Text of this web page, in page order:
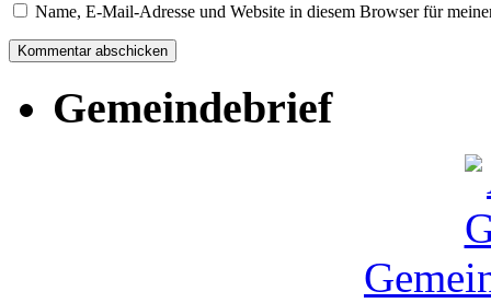
Name, E-Mail-Adresse und Website in diesem Browser für
Gemeindebrief